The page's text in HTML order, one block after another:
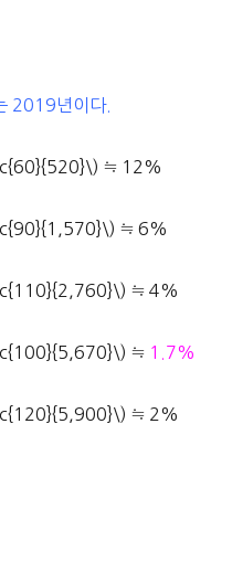
2019년이다.
≒ 12%
≒ 6%
≒ 4%
≒ 1.7%
≒ 2%